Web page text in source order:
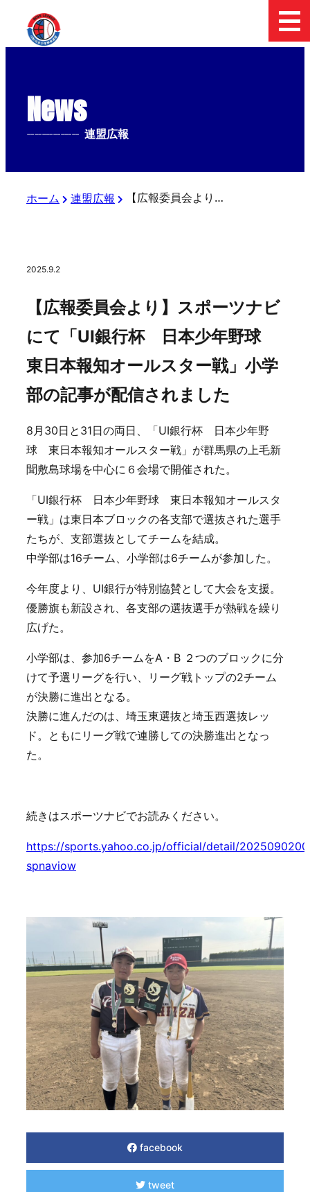
News
-------------- 連盟広報
ホーム 連盟広報 【広報委員会より】スポーツナビにて「UI銀行杯 日本少年野球 東日本報知オールスター戦」小学部の記事が配信されました
2025.9.2
【広報委員会より】スポーツナビ
にて「UI銀行杯 日本少年野球
東日本報知オールスター戦」小学
部の記事が配信されました
8月30日と31日の両日、「UI銀行杯 日本少年野
球 東日本報知オールスター戦」が群馬県の上毛新
聞敷島球場を中心に６会場で開催された。
「UI銀行杯 日本少年野球 東日本報知オールスタ
ー戦」は東日本ブロックの各支部で選抜された選手
たちが、支部選抜としてチームを結成。
中学部は16チーム、小学部は6チームが参加した。
今年度より、UI銀行が特別協賛として大会を支援。
優勝旗も新設され、各支部の選抜選手が熱戦を繰り
広げた。
小学部は、参加6チームをA・B ２つのブロックに分
けて予選リーグを行い、リーグ戦トップの2チーム
が決勝に進出となる。
決勝に進んだのは、埼玉東選抜と埼玉西選抜レッ
ド。ともにリーグ戦で連勝しての決勝進出となっ
た。
続きはスポーツナビでお読みください。
https://sports.yahoo.co.jp/official/detail/
spnaviow
facebook
tweet